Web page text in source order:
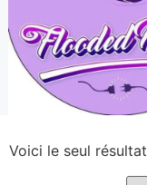
Voici le seul résultat